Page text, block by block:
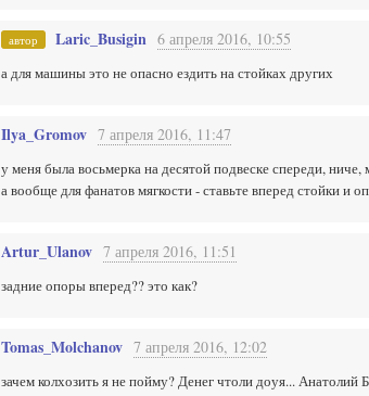
автор Laric_Busigin 6 апреля 2016, 10:55
а для машины это не опасно ездить на стойках других
Ilya_Gromov 7 апреля 2016, 11:47
у меня была восьмерка на десятой подвеске спереди, ниче,
а вообще для фанатов мягкости - ставьте вперед стойки и
Artur_Ulanov 7 апреля 2016, 11:51
задние опоры вперед?? это как?
Tomas_Molchanov 7 апреля 2016, 12:02
зачем колхозить я не пойму? Денег чтоли доуя... Анатолий